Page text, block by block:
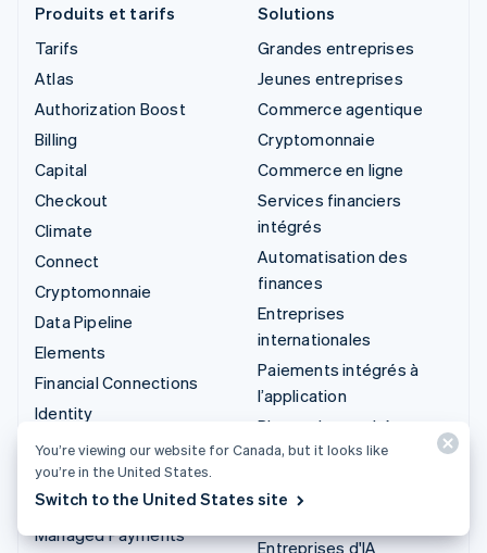
Produits et tarifs
Tarifs
Atlas
Authorization Boost
Billing
Capital
Checkout
Climate
Connect
Cryptomonnaie
Data Pipeline
Elements
Financial Connections
Identity
Invoicing
Issuing
Link
Managed Payments
Solutions
Grandes entreprises
Jeunes entreprises
Commerce agentique
Cryptomonnaie
Commerce en ligne
Services financiers
intégrés
Automatisation des
finances
Entreprises
internationales
Paiements intégrés à
l’application
Places de marché
Gestion financière
Entreprises d'IA
You’re viewing our website for Canada, but it looks like
you’re in the United States.
Switch to the United States site